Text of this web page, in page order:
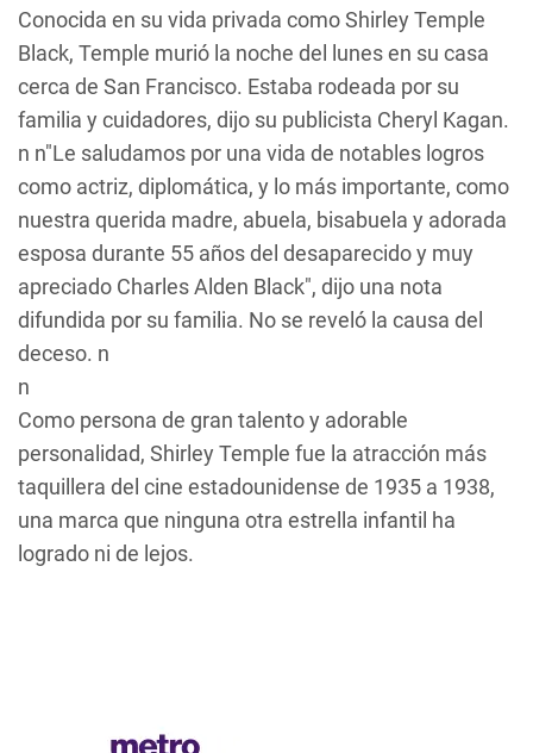
Conocida en su vida privada como Shirley Temple
Black, Temple murió la noche del lunes en su casa
cerca de San Francisco. Estaba rodeada por su
familia y cuidadores, dijo su publicista Cheryl Kagan.
n n"Le saludamos por una vida de notables logros
como actriz, diplomática, y lo más importante, como
nuestra querida madre, abuela, bisabuela y adorada
esposa durante 55 años del desaparecido y muy
apreciado Charles Alden Black", dijo una nota
difundida por su familia. No se reveló la causa del
deceso. n
n
Como persona de gran talento y adorable
personalidad, Shirley Temple fue la atracción más
taquillera del cine estadounidense de 1935 a 1938,
una marca que ninguna otra estrella infantil ha
logrado ni de lejos.